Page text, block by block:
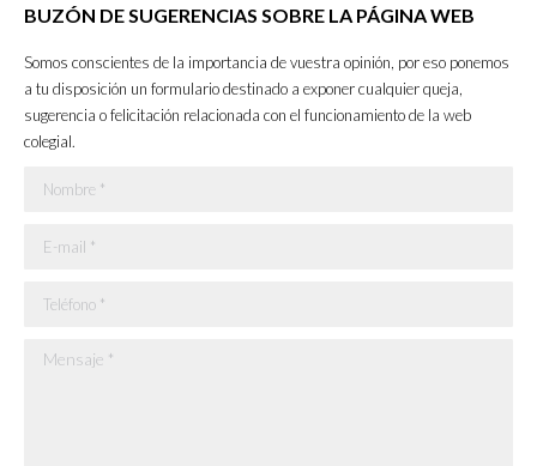
opens
new
window
opens
new
window
opens
new
window
opens
in
new
window
BUZÓN DE SUGERENCIAS SOBRE LA PÁGINA WEB
Somos conscientes de la importancia de vuestra opinión, por eso ponemos
a tu disposición un formulario destinado a exponer cualquier queja,
sugerencia o felicitación relacionada con el funcionamiento de la web
colegial.
Nombre *
E-mail *
Teléfono *
Mensaje *